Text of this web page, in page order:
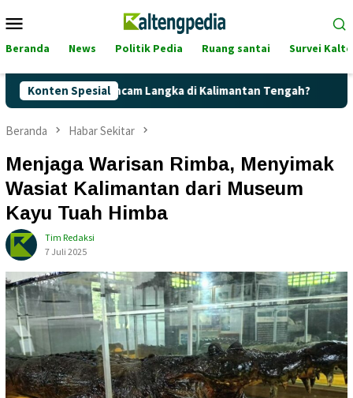
ke
Mobile
Beranda News Politik Pedia Ruang santai Survei
Konten Spesial
Langka di Kalimantan Tengah? Kaget! Harga
Beranda Habar Sekitar
Menjaga Warisan Rimba, Menyimak
Wasiat Kalimantan dari Museum
Kayu Tuah Himba
Tim Redaksi
7 Juli 2025